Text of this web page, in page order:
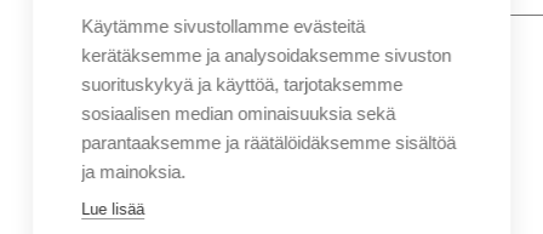
Nimi*
Etunimi
Sukunimi
Sähköposti*
Puhelin*
Käytämme sivustollamme evästeitä
kerätäksemme ja analysoidaksemme sivuston
suorituskykyä ja käyttöä, tarjotaksemme
sosiaalisen median ominaisuuksia sekä
parantaaksemme ja räätälöidäksemme sisältöä
ja mainoksia.
Lue lisää